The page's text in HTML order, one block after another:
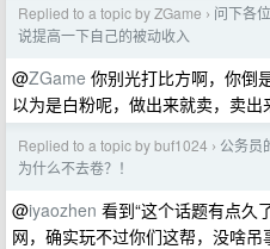
Replied to a topic by ZGame › 问下各
说提高一下自己的被动收入
@ZGame 你别光打比方啊，你倒
以为是白粉呢，做出来就卖，卖出
Replied to a topic by buf1024 › 公务员
为什么不去卷？！
@iyaozhen 看到“这个话题有点久
网，确实玩不过你们这帮，没啥